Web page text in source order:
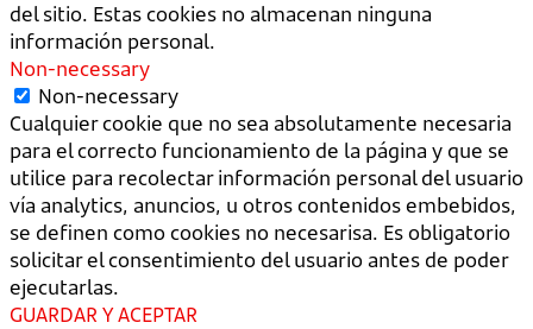
del sitio. Estas cookies no almacenan ninguna
información personal.
Non-necessary
Non-necessary
Cualquier cookie que no sea absolutamente necesaria
para el correcto funcionamiento de la página y que se
utilice para recolectar información personal del usuario
vía analytics, anuncios, u otros contenidos embebidos,
se definen como cookies no necesarisa. Es obligatorio
solicitar el consentimiento del usuario antes de poder
ejecutarlas.
GUARDAR Y ACEPTAR